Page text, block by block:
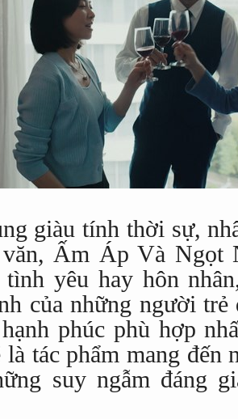
giàu tính thời sự,
văn, Ấm Áp Và Ngọt
tình yêu hay hôn
của những người
phúc phù hợp
là tác phẩm mang đến
suy ngẫm đáng